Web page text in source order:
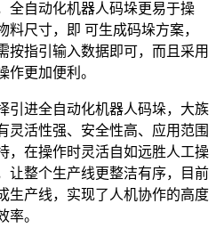
全自动化机器人码垛更易于操
料尺寸，即 可生成码垛方案，
按指引输入数据即可，而且采用
作更加便利。
引进全自动化机器人码垛，大族
灵活性强、安全性高、应用范围
，在操作时灵活自如远胜人工操
让整个生产线更整洁有序，目前
生产线，实现了人机协作的高度
率。